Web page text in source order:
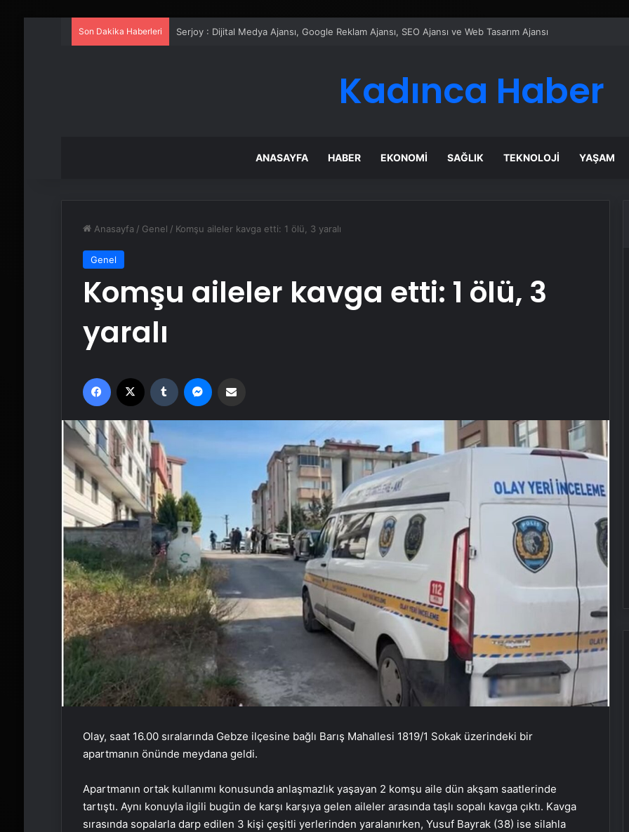
Son Dakika Haberleri UETDS Nedir ? Uetds.com İle Akıllı Dijital Taşımacılık Yazılımı
Kadınca Haber
ANASAYFA HABER EKONOMI SAĞLIK TEKNOLOJI YAŞAM
Anasayfa / Genel / Komşu aileler kavga etti: 1 ölü, 3 yaralı
Genel
Komşu aileler kavga etti: 1 ölü, 3
yaralı
Facebook Tumblr
Olay, saat 16.00 sıralarında Gebze ilçesine bağlı Barış Mahallesi 1819/1 Sokak üzerindeki bir
apartmanın önünde meydana geldi.
Apartmanın ortak kullanımı konusunda anlaşmazlık yaşayan 2 komşu aile dün akşam saatlerinde
tartıştı. Aynı konuyla ilgili bugün de karşı karşıya gelen aileler arasında taşlı sopalı kavga çıktı. Kavga
sırasında sopalarla darp edilen 3 kişi çeşitli yerlerinden yaralanırken, Yusuf Bayrak (38) ise silahla